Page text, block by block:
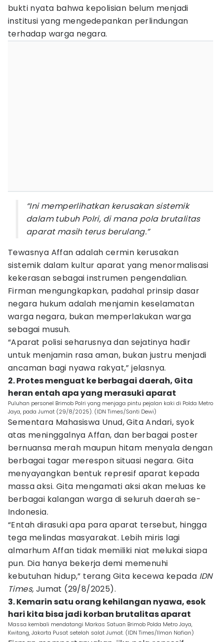
bukti nyata bahwa kepolisian belum menjadi
institusi yang mengedepankan perlindungan
terhadap warga negara.
“Ini memperlihatkan kerusakan sistemik
dalam tubuh Polri, di mana pola brutalitas
aparat masih terus berulang.”
Tewasnya Affan adalah cermin kerusakan
sistemik dalam kultur aparat yang menormalisasi
kekerasan sebagai instrumen pengendalian.
Firman mengungkapkan, padahal prinsip dasar
negara hukum adalah menjamin keselamatan
warga negara, bukan memperlakukan warga
sebagai musuh.
“Aparat polisi seharusnya dan sejatinya hadir
untuk menjamin rasa aman, bukan justru menjadi
ancaman bagi nyawa rakyat,” jelasnya.
2. Protes menguat ke berbagai daerah, Gita
heran entah apa yang merasuki aparat
Puluhan personel Brimob Polri yang menjaga pintu pejalan kaki di Polda Metro
Jaya, pada Jumat (29/8/2025). (IDN Times/Santi Dewi)
Sementara Mahasiswa Unud, Gita Andari, syok
atas meninggalnya Affan, dan berbagai poster
bernuansa merah maupun hitam menyala dengan
berbagai tagar merespon situasi negara. Gita
menyayangkan bentuk represif aparat kepada
massa aksi. Gita mengamati aksi akan meluas ke
berbagai kalangan warga di seluruh daerah se-
Indonesia.
“Entah dirasuki apa para aparat tersebut, hingga
tega melindas masyarakat. Lebih miris lagi
almarhum Affan tidak memiliki niat melukai siapa
pun. Dia hanya bekerja demi memenuhi
kebutuhan hidup,” terang Gita kecewa kepada IDN
Times, Jumat (29/8/2025).
3. Kemarin satu orang kehilangan nyawa, esok
hari kita bisa jadi korban brutalitas aparat
Massa kembali mendatangi Markas Satuan Brimob Polda Metro Jaya,
Kwitang, Jakarta Pusat setelah salat Jumat. (IDN Times/Ilman Nafian)